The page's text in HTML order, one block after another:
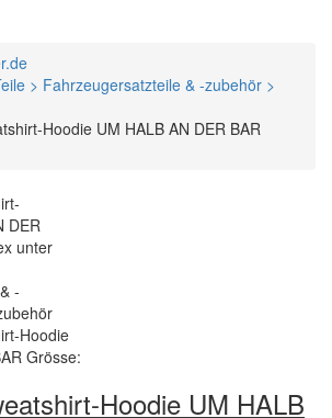
> Fahrzeugersatzteile & -zubehör >
Hoodie UM HALB AN DER BAR
Hoodie UM HALB